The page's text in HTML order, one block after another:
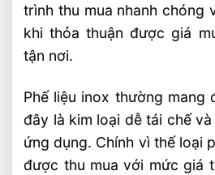
trình thu mua nhanh chóng
khi thỏa thuận được giá
tận nơi.
Phế liệu inox thường mang
đây là kim loại dễ tái chế
ứng dụng. Chính vì thế loại
được thu mua với mức giá